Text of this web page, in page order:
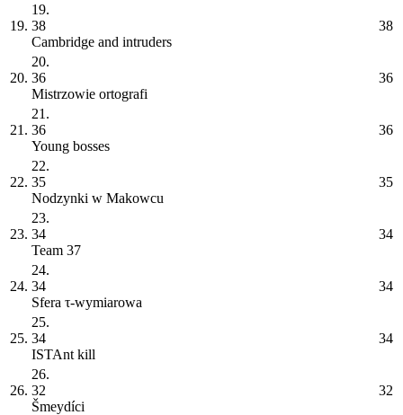
19.
19.
38
Cambridge and intruders
38
20.
20.
36
Mistrzowie ortografi
36
21.
21.
36
Young bosses
36
22.
22.
35
Nodzynki w Makowcu
35
23.
23.
34
Team 37
34
24.
24.
34
Sfera τ-wymiarowa
34
25.
25.
34
ISTAnt kill
34
26.
26.
32
Šmeydíci
32